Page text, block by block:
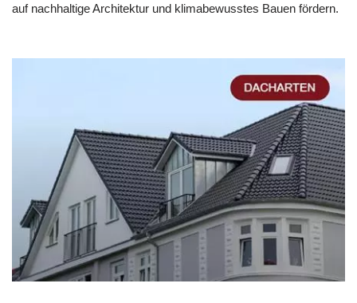
auf nachhaltige Architektur und klimabewusstes Bauen fördern.